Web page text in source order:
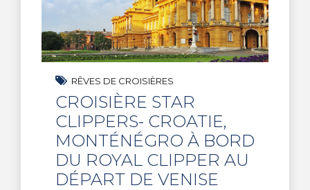
RÊVES DE CROISIÈRES
CROISIÈRE STAR
CLIPPERS- CROATIE,
MONTÉNÉGRO À BORD
DU ROYAL CLIPPER AU
DÉPART DE VENISE